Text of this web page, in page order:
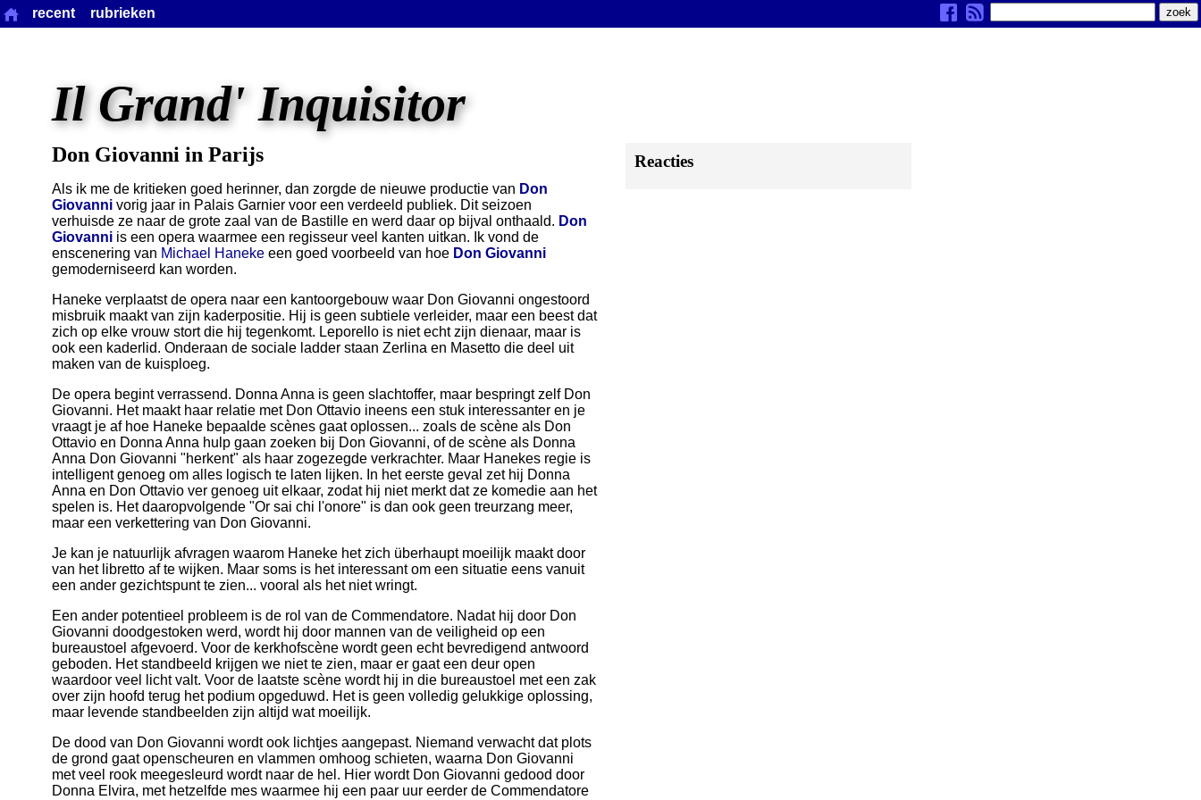
Il Grand' Inquisitor
Don Giovanni in Parijs
Als ik me de kritieken goed herinner, dan zorgde de nieuwe productie van Don
Giovanni vorig jaar in Palais Garnier voor een verdeeld publiek. Dit seizoen
verhuisde ze naar de grote zaal van de Bastille en werd daar op bijval onthaald. Don
Giovanni is een opera waarmee een regisseur veel kanten uitkan. Ik vond de
enscenering van Michael Haneke een goed voorbeeld van hoe Don Giovanni
gemoderniseerd kan worden.
Haneke verplaatst de opera naar een kantoorgebouw waar Don Giovanni ongestoord
misbruik maakt van zijn kaderpositie. Hij is geen subtiele verleider, maar een beest dat
zich op elke vrouw stort die hij tegenkomt. Leporello is niet echt zijn dienaar, maar is
ook een kaderlid. Onderaan de sociale ladder staan Zerlina en Masetto die deel uit
maken van de kuisploeg.
De opera begint verrassend. Donna Anna is geen slachtoffer, maar bespringt zelf Don
Giovanni. Het maakt haar relatie met Don Ottavio ineens een stuk interessanter en je
vraagt je af hoe Haneke bepaalde scènes gaat oplossen... zoals de scène als Don
Ottavio en Donna Anna hulp gaan zoeken bij Don Giovanni, of de scène als Donna
Anna Don Giovanni "herkent" als haar zogezegde verkrachter. Maar Hanekes regie is
intelligent genoeg om alles logisch te laten lijken. In het eerste geval zet hij Donna
Anna en Don Ottavio ver genoeg uit elkaar, zodat hij niet merkt dat ze komedie aan het
spelen is. Het daaropvolgende "Or sai chi l'onore" is dan ook geen treurzang meer,
maar een verkettering van Don Giovanni.
Je kan je natuurlijk afvragen waarom Haneke het zich überhaupt moeilijk maakt door
van het libretto af te wijken. Maar soms is het interessant om een situatie eens vanuit
een ander gezichtspunt te zien... vooral als het niet wringt.
Een ander potentieel probleem is de rol van de Commendatore. Nadat hij door Don
Giovanni doodgestoken werd, wordt hij door mannen van de veiligheid op een
bureaustoel afgevoerd. Voor de kerkhofscène wordt geen echt bevredigend antwoord
geboden. Het standbeeld krijgen we niet te zien, maar er gaat een deur open
waardoor veel licht valt. Voor de laatste scène wordt hij in die bureaustoel met een zak
over zijn hoofd terug het podium opgeduwd. Het is geen volledig gelukkige oplossing,
maar levende standbeelden zijn altijd wat moeilijk.
De dood van Don Giovanni wordt ook lichtjes aangepast. Niemand verwacht dat plots
de grond gaat openscheuren en vlammen omhoog schieten, waarna Don Giovanni
met veel rook meegesleurd wordt naar de hel. Hier wordt Don Giovanni gedood door
Donna Elvira, met hetzelfde mes waarmee hij een paar uur eerder de Commendatore
Reacties
recent rubrieken